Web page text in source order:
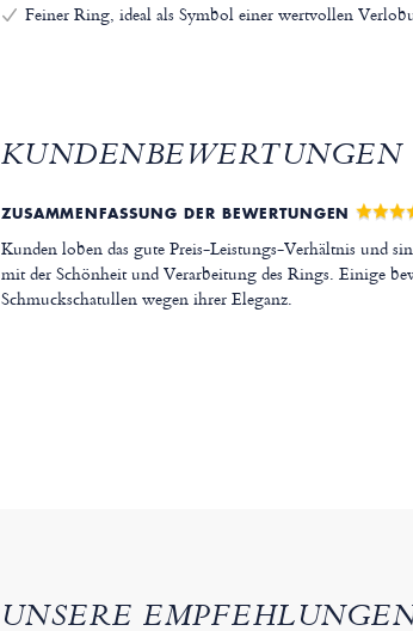
Feiner Ring, ideal als Symbol einer wertvollen
KUNDENBEWERTUNGEN
ZUSAMMENFASSUNG DER BEWERTUNGEN
Kunden loben das gute Preis-Leistungs-Verhältnis und
mit der Schönheit und Verarbeitung des Rings. Einige
Schmuckschatullen wegen ihrer Eleganz.
UNSERE